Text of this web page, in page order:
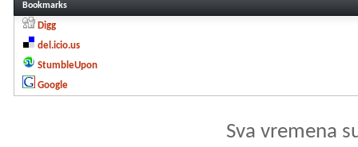
Bookmarks
Digg
del.icio.us
StumbleUpon
Google
Sva vremena